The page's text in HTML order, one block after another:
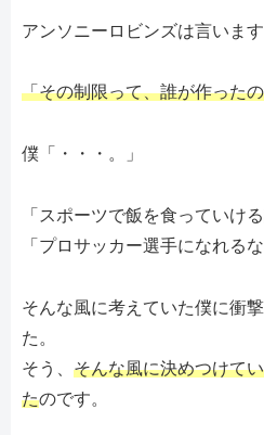
アンソニーロビンズは言います
「その制限って、誰が作った
僕「・・・。」
「スポーツで飯を食っていけ
「プロサッカー選手になれる
そんな風に考えていた僕に衝
た。
そう、 そんな風に決めつけて
たのです。